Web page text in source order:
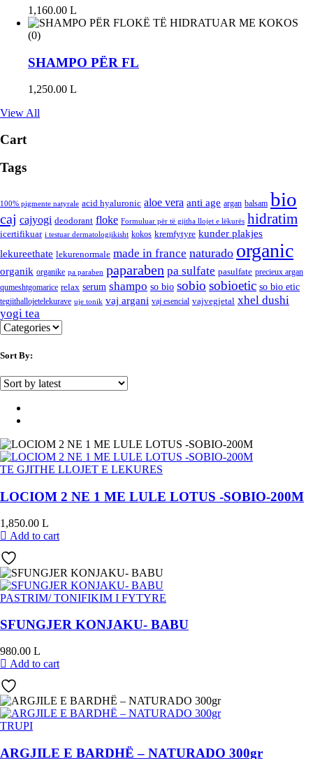
1,160.00 L
(0)
SHAMPO PËR FL
1,250.00 L
View All
Cart
Tags
100% pigmente natyrale acid hyaluronic aloe vera anti age argan balsam bio
caj cajyogi deodorant floke Formuluar për të gjitha llojet e lëkurës hidratim
icertifikuar i testuar dermatologjikisht kokos kremfytyre kunder plakjes
lekureethate lekurenormale made in france naturado organic
organik organike pa paraben paparaben pa sulfate pasulfate precieux argan
qumeshtgomarice relax serum shampo so bio sobio sobioetic so bio etic
tegjithallojetelekurave uje tonik vaj argani vaj esencial vajvegjetal xhel dushi
yogi tea
Sort By:
TE GJITHE LLOJET E LEKURES
LOCIOM 2 NE 1 ME LULE LOTUS -SOBIO-200M
1,850.00 L
Add to cart
PASTRIM/ TONIFIKIM I FYTYRE
SFUNGJER KONJAKU- BABU
980.00 L
Add to cart
TRUPI
ARGJILE E BARDHË – NATURADO 300gr